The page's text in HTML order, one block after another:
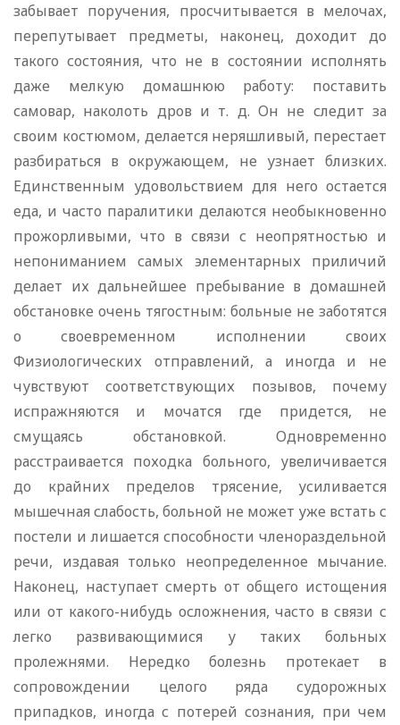
забывает поручения, просчитывается в мелочах,
перепутывает предметы, наконец, доходит до
такого состояния, что не в состоянии исполнять
даже мелкую домашнюю работу: поставить
самовар, наколоть дров и т. д. Он не следит за
своим костюмом, делается неряшливый, перестает
разбираться в окружающем, не узнает близких.
Единственным удовольствием для него остается
еда, и часто паралитики делаются необыкновенно
прожорливыми, что в связи с неопрятностью и
непониманием самых элементарных приличий
делает их дальнейшее пребывание в домашней
обстановке очень тягостным: больные не заботятся
о своевременном исполнении своих
Физиологических отправлений, а иногда и не
чувствуют соответствующих позывов, почему
испражняются и мочатся где придется, не
смущаясь обстановкой. Одновременно
расстраивается походка больного, увеличивается
до крайних пределов трясение, усиливается
мышечная слабость, больной не может уже встать с
постели и лишается способности членораздельной
речи, издавая только неопределенное мычание.
Наконец, наступает смерть от общего истощения
или от какого-нибудь осложнения, часто в связи с
легко развивающимися у таких больных
пролежнями. Нередко болезнь протекает в
сопровождении целого ряда судорожных
припадков, иногда с потерей сознания, при чем